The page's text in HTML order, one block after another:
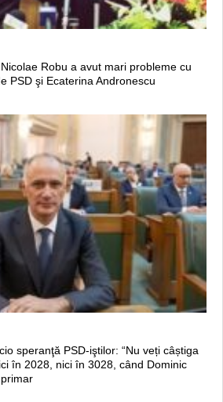
Robu a avut mari probleme cu
PSD şi Ecaterina Andronescu
speranţă PSD-iştilor: “Nu veți câștiga
în 2028, nici în 3028, când Dominic